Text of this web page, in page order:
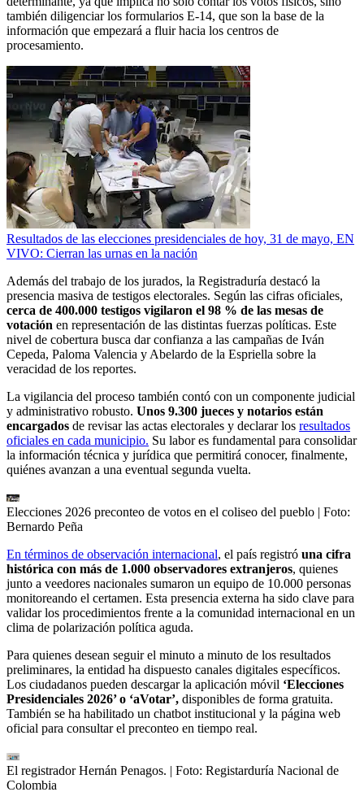
también diligenciar los formularios E-14, que son la base de la
información que empezará a fluir hacia los centros de
procesamiento.
Resultados de las elecciones presidenciales de hoy, 31 de mayo, EN
VIVO: Cierran las urnas en la nación
Además del trabajo de los jurados, la Registraduría destacó la
presencia masiva de testigos electorales. Según las cifras oficiales,
cerca de 400.000 testigos vigilaron el 98 % de las mesas de
votación en representación de las distintas fuerzas políticas. Este
nivel de cobertura busca dar confianza a las campañas de Iván
Cepeda, Paloma Valencia y Abelardo de la Espriella sobre la
veracidad de los reportes.
La vigilancia del proceso también contó con un componente judicial
y administrativo robusto. Unos 9.300 jueces y notarios están
encargados de revisar las actas electorales y declarar los resultados
oficiales en cada municipio. Su labor es fundamental para consolidar
la información técnica y jurídica que permitirá conocer, finalmente,
quiénes avanzan a una eventual segunda vuelta.
Elecciones 2026 preconteo de votos en el coliseo del pueblo | Foto:
Bernardo Peña
En términos de observación internacional, el país registró una cifra
histórica con más de 1.000 observadores extranjeros, quienes
junto a veedores nacionales sumaron un equipo de 10.000 personas
monitoreando el certamen. Esta presencia externa ha sido clave para
validar los procedimientos frente a la comunidad internacional en un
clima de polarización política aguda.
Para quienes desean seguir el minuto a minuto de los resultados
preliminares, la entidad ha dispuesto canales digitales específicos.
Los ciudadanos pueden descargar la aplicación móvil ‘Elecciones
Presidenciales 2026’ o ‘aVotar’, disponibles de forma gratuita.
También se ha habilitado un chatbot institucional y la página web
oficial para consultar el preconteo en tiempo real.
El registrador Hernán Penagos. | Foto: Registarduría Nacional de
Colombia